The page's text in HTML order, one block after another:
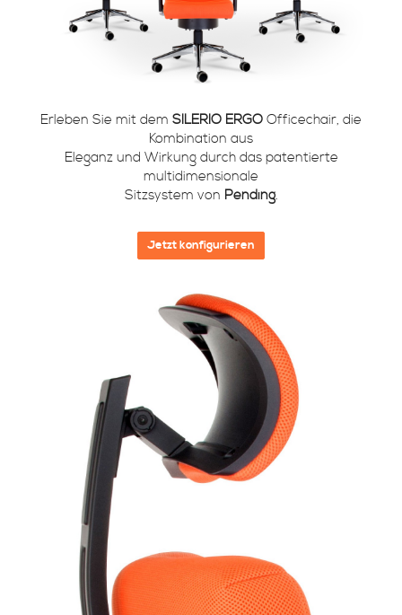
Erleben Sie mit dem SILERIO ERGO Officechair, die
Kombination aus
Eleganz und Wirkung durch das patentierte
multidimensionale
Sitzsystem von Pending.
Jetzt konfigurieren